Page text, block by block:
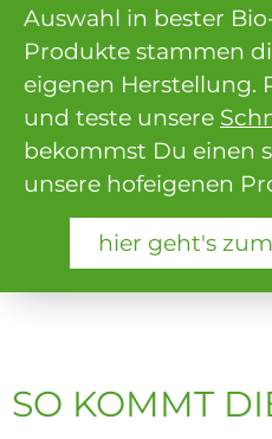
Auswahl in bester
Produkte stammen
eigenen Herstellung.
und teste unsere
bekommst Du einen
unsere hofeigenen
hier geht's
SO KOMMT